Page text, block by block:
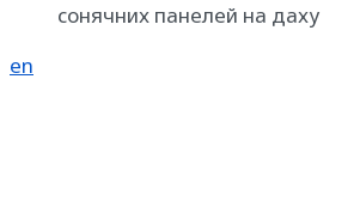
сонячних панелей на даху
en